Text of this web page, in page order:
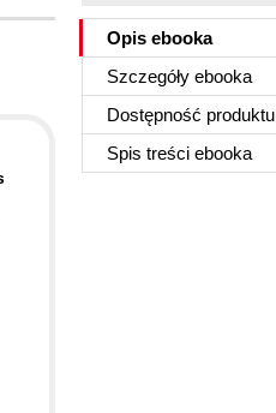
Opis ebooka
Szczegóły ebooka
Dostępność produktu
Spis treści ebooka